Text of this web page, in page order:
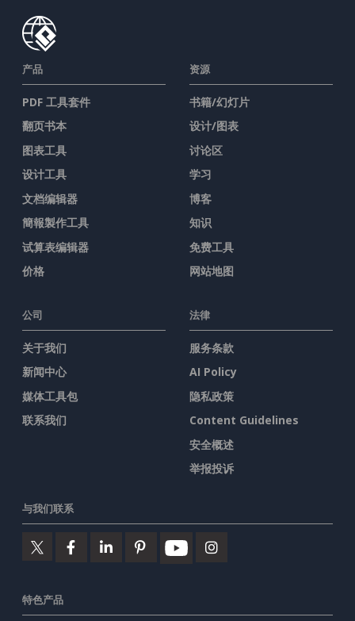
产品
PDF 工具套件
翻页书本
图表工具
设计工具
文档编辑器
簡報製作工具
试算表编辑器
价格
资源
书籍/幻灯片
设计/图表
讨论区
学习
博客
知识
免费工具
网站地图
公司
关于我们
新闻中心
媒体工具包
联系我们
法律
服务条款
AI Policy
隐私政策
Content Guidelines
安全概述
举报投诉
与我们联系
特色产品